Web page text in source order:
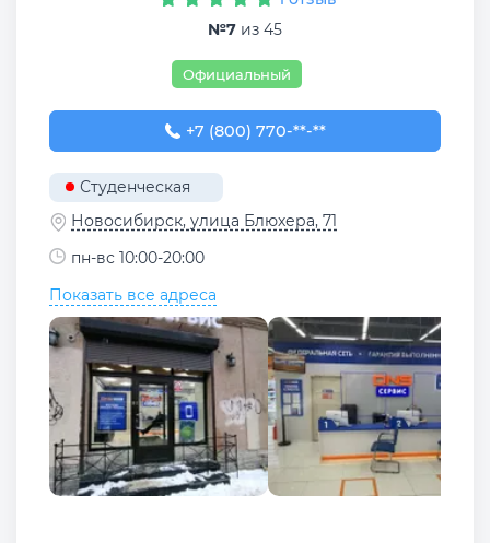
№7 из 45
Официальный
+7 (800) 770-78-88
+7 (800) 770-**-**
Студенческая
Новосибирск, улица Блюхера, 71
пн-вс 10:00-20:00
Показать все адреса